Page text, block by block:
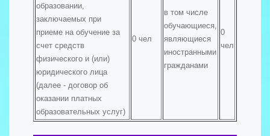
образовании,
заключаемых при
приеме на обучение за
счет средств
физического и (или)
юридического лица
(далее - договор об
оказании платных
образовательных услуг)
0 чел
в том числе
обучающиеся,
являющиеся
иностранными
гражданами
0
чел